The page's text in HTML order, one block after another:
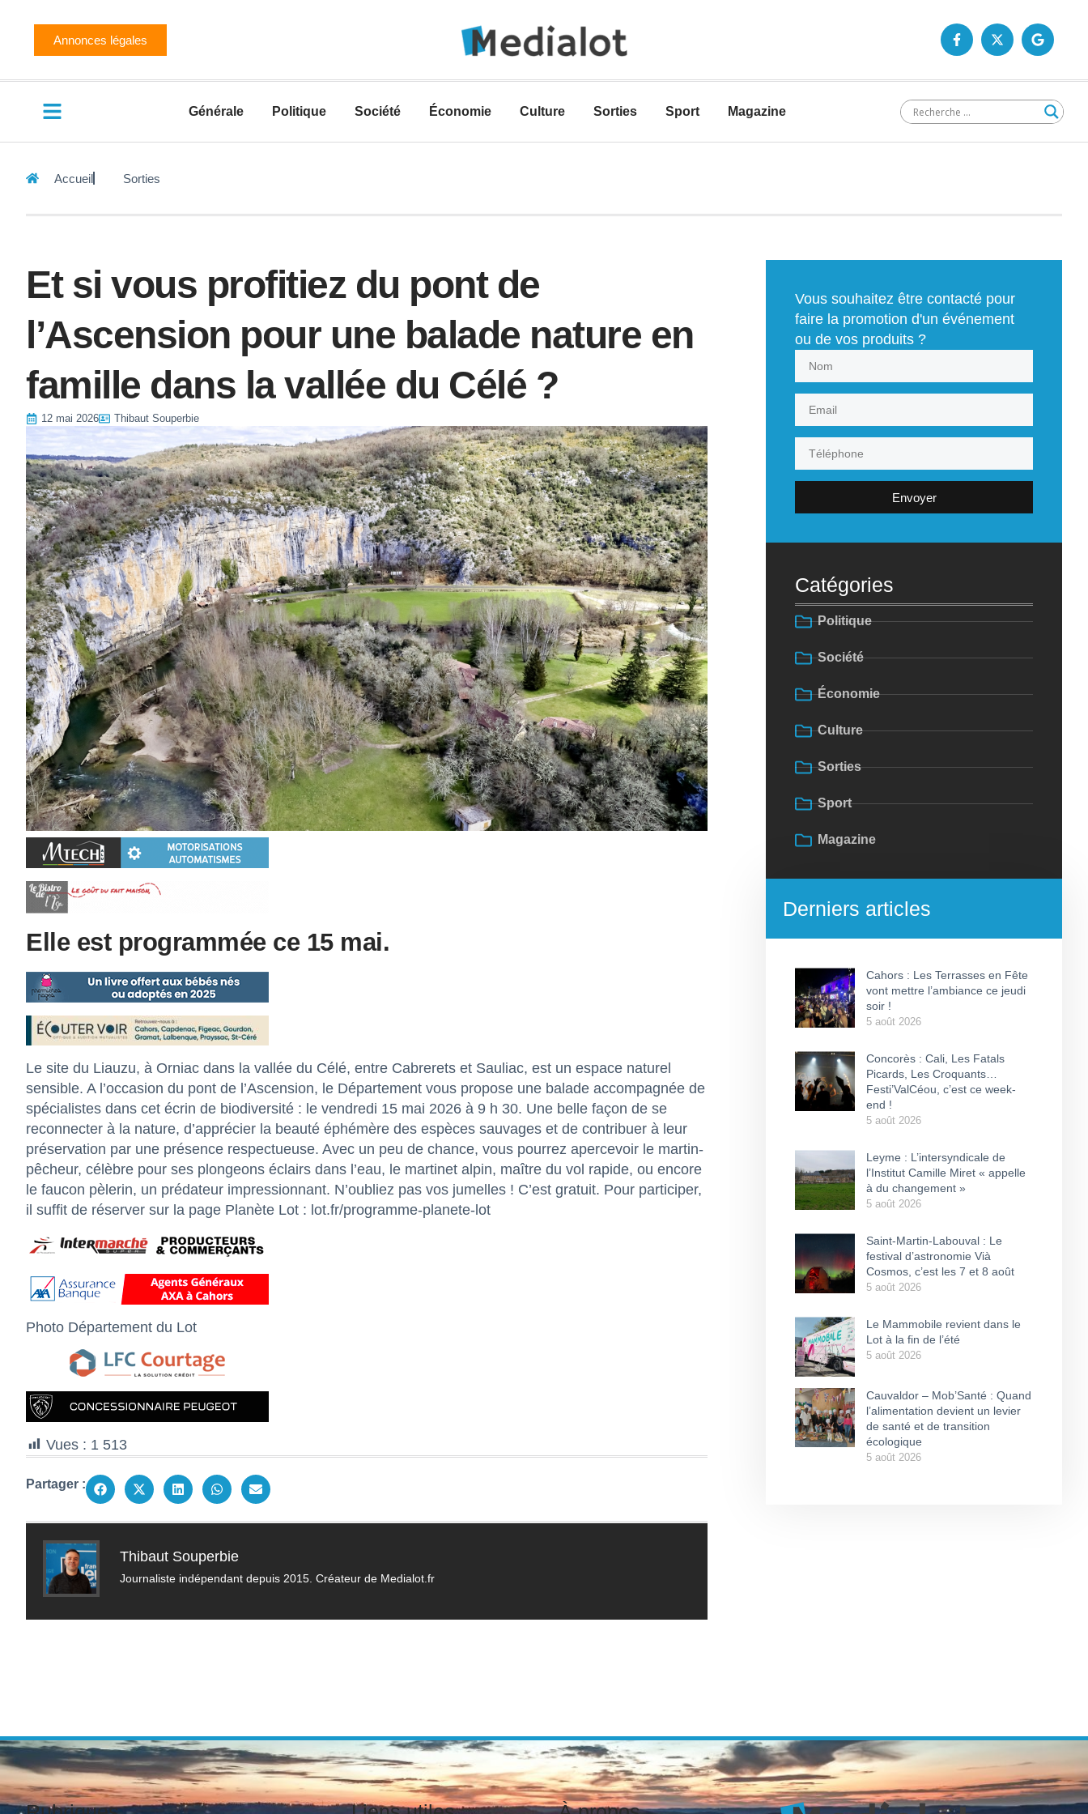
Annonces légales
Générale Politique Société Économie Culture Sorties Sport Magazine
Accueil Sorties
Et si vous profitiez du pont de
l’Ascension pour une balade nature en
famille dans la vallée du Célé ?
12 mai 2026 Thibaut Souperbie
Elle est programmée ce 15 mai.
Le site du Liauzu, à Orniac dans la vallée du Célé, entre Cabrerets et Sauliac, est un espace naturel
sensible. A l’occasion du pont de l’Ascension, le Département vous propose une balade accompagnée de
spécialistes dans cet écrin de biodiversité : le vendredi 15 mai 2026 à 9 h 30. Une belle façon de se
reconnecter à la nature, d’apprécier la beauté éphémère des espèces sauvages et de contribuer à leur
préservation par une présence respectueuse. Avec un peu de chance, vous pourrez apercevoir le martin-
pêcheur, célèbre pour ses plongeons éclairs dans l’eau, le martinet alpin, maître du vol rapide, ou encore
le faucon pèlerin, un prédateur impressionnant. N’oubliez pas vos jumelles ! C’est gratuit. Pour participer,
il suffit de réserver sur la page Planète Lot : lot.fr/programme-planete-lot
Photo Département du Lot
Vues : 1 513
Partager :
Thibaut Souperbie
Journaliste indépendant depuis 2015. Créateur de Medialot.fr
Vous souhaitez être contacté pour
faire la promotion d'un événement
ou de vos produits ?
Envoyer
Catégories
Politique
Société
Économie
Culture
Sorties
Sport
Magazine
Derniers articles
Cahors : Les Terrasses en Fête
vont mettre l’ambiance ce jeudi
soir !
5 août 2026
Concorès : Cali, Les Fatals
Picards, Les Croquants…
Festi’ValCéou, c’est ce week-
end !
5 août 2026
Leyme : L’intersyndicale de
l’Institut Camille Miret « appelle
à du changement »
5 août 2026
Saint-Martin-Labouval : Le
festival d’astronomie Vià
Cosmos, c’est les 7 et 8 août
5 août 2026
Le Mammobile revient dans le
Lot à la fin de l’été
5 août 2026
Cauvaldor – Mob’Santé : Quand
l’alimentation devient un levier
de santé et de transition
écologique
5 août 2026